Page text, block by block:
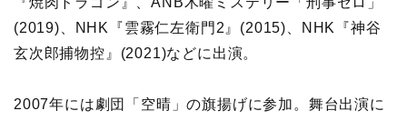
(2019)、NHK『雲霧仁左衛門2』(2015)、NHK『神谷
玄次郎捕物控』(2021)などに出演。
2007年には劇団「空晴」の旗揚げに参加。舞台出演に